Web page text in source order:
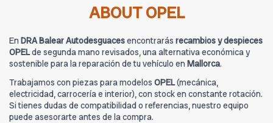
ABOUT OPEL
En DRA Balear Autodesguacesencontrarás recambios y despieces
OPELde segunda mano revisados, una alternativa económica y
sostenible para la reparación de tu vehículo en Mallorca.
Trabajamos con piezas para modelos OPEL(mecánica,
electricidad, carrocería e interior), con stock en constante rotación.
Si tienes dudas de compatibilidad o referencias, nuestro equipo
puede asesorarte antes de la compra.